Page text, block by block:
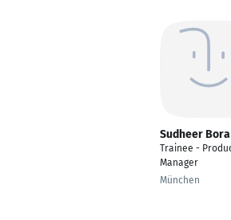
Sudheer Bora
Trainee -
Manager
München